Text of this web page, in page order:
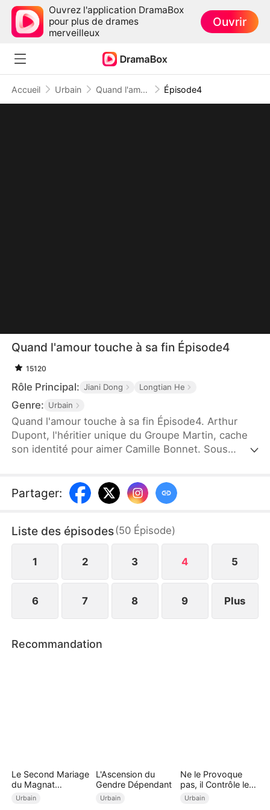
Ouvrez l'application DramaBox
pour plus de drames
merveilleux
Ouvrir
Accueil Urbain Quand l'amour touche à sa fin Épisode4
Quand l'amour touche à sa fin Épisode4
15120
Rôle Principal: Jiani Dong Longtian He
Genre: Urbain
Quand l'amour touche à sa fin Épisode4. Arthur
Dupont, l'héritier unique du Groupe Martin, cache
son identité pour aimer Camille Bonnet. Sous
arrive avec des cadeaux, mais elles l'humilient.
Olivier Blanc confirme son identité, et Camille,
scandale éclate. Mme Martin riposte, rassemble
des preuves et porte plainte. Lina et Camille sont
condamnées.
Partager:
Liste des épisodes(50 Épisode)
1 2 3 4 5
6 7 8 9 Plus
Recommandation
Le Second Mariage
du Magnat
Incognito
Urbain
L'Ascension du
Gendre Dépendant
Urbain
Ne le Provoque
pas, il Contrôle le
Destin
Urbain